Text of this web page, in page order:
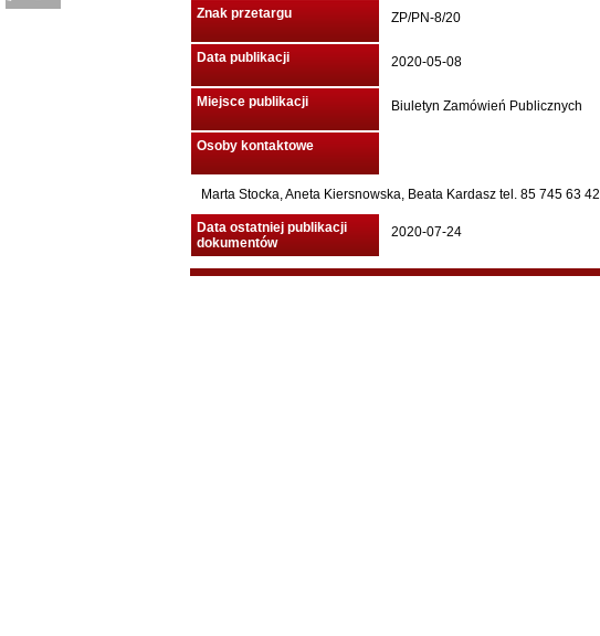
Znak przetargu ZP/PN-8/20
Data publikacji 2020-05-08
Miejsce publikacji Biuletyn Zamówień Publicznych
Osoby kontaktowe
Marta Stocka, Aneta Kiersnowska, Beata Kardasz tel. 85 745 63 42
Data ostatniej publikacji
dokumentów
2020-07-24